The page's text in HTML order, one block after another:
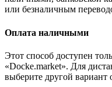
или безналичным
Оплата наличными
Этот способ доступен
«Docke.market». Для
выберите другой вариант